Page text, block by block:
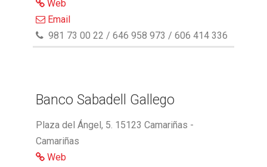
Web
Email
981 73 00 22 / 646 958 973 / 606 414 336
Banco Sabadell Gallego
Plaza del Ángel, 5. 15123 Camariñas -
Camariñas
Web